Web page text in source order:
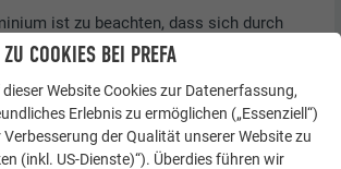
ist zu beachten, dass sich durch
Kondensat oder Niederschlag)
können. Die Lebensdauer wird
sofern nicht andere chemische
weiteren Zersetzung des Aluminiums
COOKIES BEI PREFA
Website Cookies zur Datenerfassung,
Erlebnis zu ermöglichen („Essenziell“)
der Qualität unserer Website zu
(inkl. US-Dienste)“). Überdies führen wir